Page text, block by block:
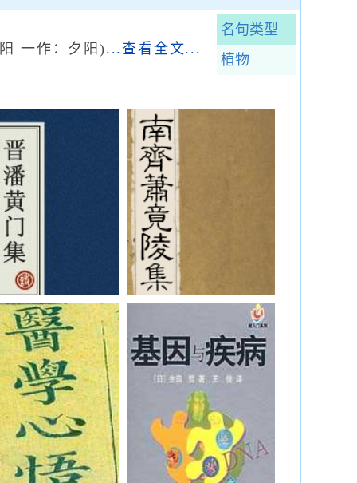
名句类型
植物
一作：夕阳)...查看全文...